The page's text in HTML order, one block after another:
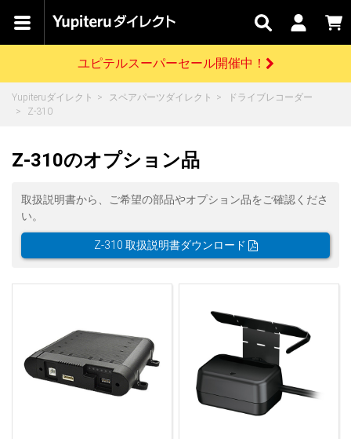
カテゴリで
キャン
ペーン
関連
サービス
お問い
合わせ
はじめての
WEB限定モデル
ダイレクト
アイテム一覧 バーチャルストア
人気 カテゴリ
駐車監視機能 標準搭載
GPSデータ更新のお申込はこちら
ユピテル公式サイトはこちら
開催中のキャンペーン
【8/17(月) 7:59ま
scroll
お役立ち情報・トピックス
お買い物ガイド
各種ご利用方法はこちら
よくあるご質問
お問い合わせ前のご確認はこちら
お問い合わせ
各種お問い合わせはこちら
ドライブレコーダーを比較して探す
ログインする
会員価格やポイントを利用してご購入頂けます
新規会員登録をする
ユピテルスーパーセール開催中！
Yupiteruダイレクト スペアパーツダイレクト
ドライブレコーダー
Z-310
Z-310のオプション品
取扱説明書から、ご希望の部品やオプション品をご確認くださ
い。
Z-310 取扱説明書ダウンロード